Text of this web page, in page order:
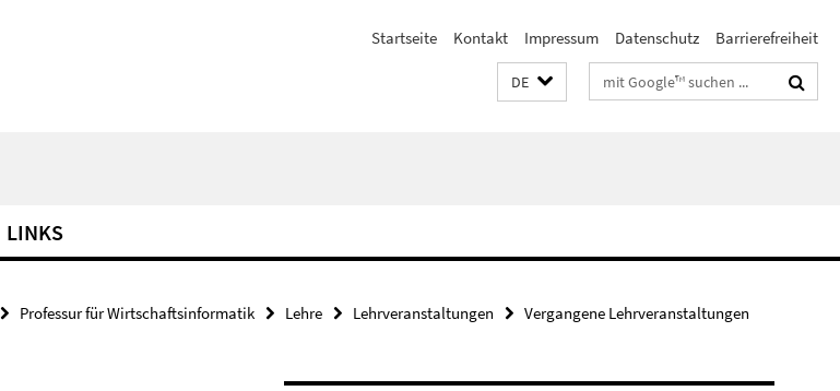
Startseite Kontakt Impressum Datenschutz Barrierefreiheit
DE Suchbegriffe
LINKS
Professur für Wirtschaftsinformatik Lehre Lehrveranstaltungen
Vergangene Lehrveranstaltungen